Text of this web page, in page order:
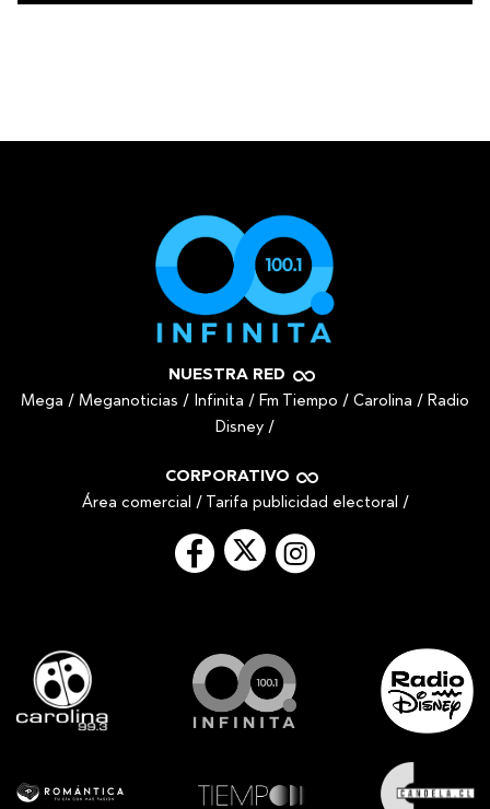
NUESTRA RED
Mega / Meganoticias / Infinita / Fm Tiempo / Carolina / Radio
Disney /
CORPORATIVO
Área comercial / Tarifa publicidad electoral /